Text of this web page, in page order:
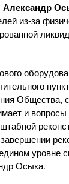
Александр
из-за
и
уровне
Осыка.